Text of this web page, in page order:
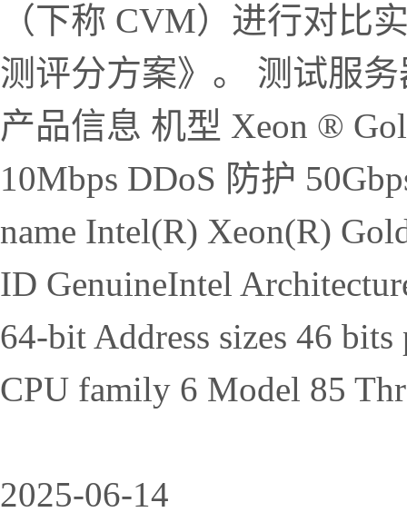
（下称 CVM）进行对比
测评分方案》。 测试服
产品信息 机型 Xeon ®
10Mbps DDoS 防护
name Intel(R) Xeon(R)
ID GenuineIntel
64-bit Address sizes 46
CPU family 6 Model 85
2025-06-14